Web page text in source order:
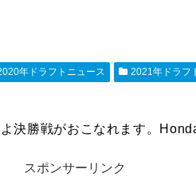
年ドラフトニュース
2021年ドラフ
決勝戦がおこなれます。
スポンサーリンク